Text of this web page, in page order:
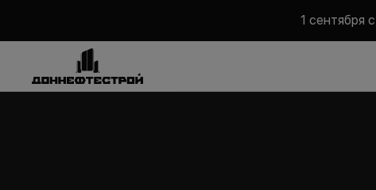
1 сентября